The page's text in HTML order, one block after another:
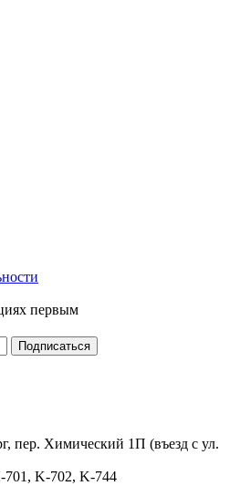
первым
пер. Химический 1П (въезд с ул.
701, K-702, K-744